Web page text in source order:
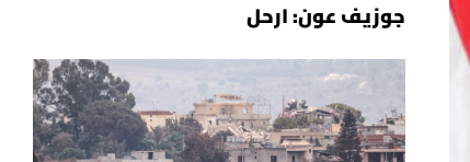
جوزيف عون: ارحل